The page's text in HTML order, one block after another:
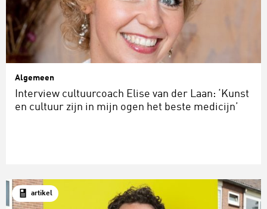
Algemeen
Interview cultuurcoach Elise van der Laan: ‘Kunst
en cultuur zijn in mijn ogen het beste medicijn’
artikel